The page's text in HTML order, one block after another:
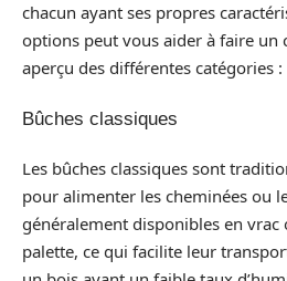
chacun ayant ses propres
options peut vous aider à faire un
aperçu des différentes catégories :
Bûches classiques
Les bûches classiques sont
pour alimenter les cheminées ou
généralement disponibles en
palette, ce qui facilite leur